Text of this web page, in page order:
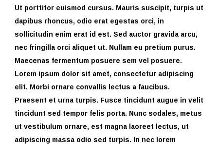
Ut porttitor euismod cursus. Mauris suscipit, turpis ut
dapibus rhoncus, odio erat egestas orci, in
sollicitudin enim erat id est. Sed auctor gravida arcu,
nec fringilla orci aliquet ut. Nullam eu pretium purus.
Maecenas fermentum posuere sem vel posuere.
Lorem ipsum dolor sit amet, consectetur adipiscing
elit. Morbi ornare convallis lectus a faucibus.
Praesent et urna turpis. Fusce tincidunt augue in velit
tincidunt sed tempor felis porta. Nunc sodales, metus
ut vestibulum ornare, est magna laoreet lectus, ut
adipiscing massa odio sed turpis. In nec lorem